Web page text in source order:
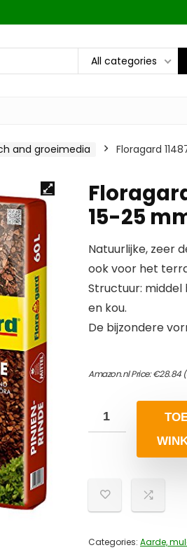
All categories
and groeimedia Floragard
15-25
Natuurlijke, zeer
ook voor het
Structuur:
en kou.
De bijzondere
Amazon.nl Price:€28.84
Categories: Aarde,